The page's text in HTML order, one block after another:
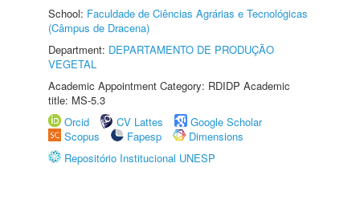
School: Faculdade de Ciências Agrárias e Tecnológicas
(Câmpus de Dracena)
Department: DEPARTAMENTO DE PRODUÇÃO
VEGETAL
Academic Appointment Category: RDIDP Academic
title: MS-5.3
Orcid
CV Lattes
Google Scholar
Scopus
Fapesp
Dimensions
Repositório Institucional UNESP